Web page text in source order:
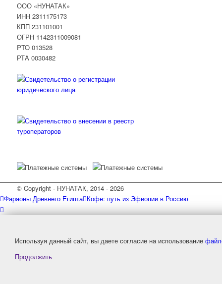
ООО «НУНАТАК»
ИНН 2311175173
КПП 231101001
ОГРН 1142311009081
PTO 013528
РТА 0030482
© Copyright - НУНАТАК, 2014 - 2026
Фараоны Древнего Египта Кофе: путь из Эфиопии в Россию
Используя данный сайт, вы даете согласие на использование
Продолжить